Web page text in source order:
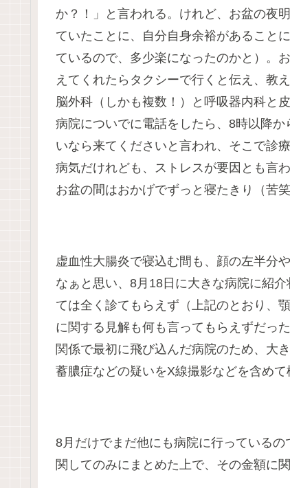
か？！」と言われる。けれど、お盆の夜
ていたことに、自分自身余裕があること
ているので、多少楽になったのかと）。
えてくれたらタクシーで行くと伝え、教
脳外科（しかも複数！）と呼吸器内科と
病院についでに電話をしたら、8時以降
いなら来てくださいと言われ、そこで診
病気だけれども、ストレスが要因とも言
お盆の間はおかげでずっと寝たきり（苦笑
虚血性大腸炎で寝込む間も、顔の左半分
なぁと思い、8月18日に大きな病院に紹
ては全く診てもらえず（上記のとおり、
に関する見解も何も言ってもらえずだっ
関係で最初に飛び込んだ病院のため、大
蓄膿症などの疑いをX線撮影などを含めて
8月だけでまだ他にも病院に行っている
関してのみにまとめた上で、その金額に